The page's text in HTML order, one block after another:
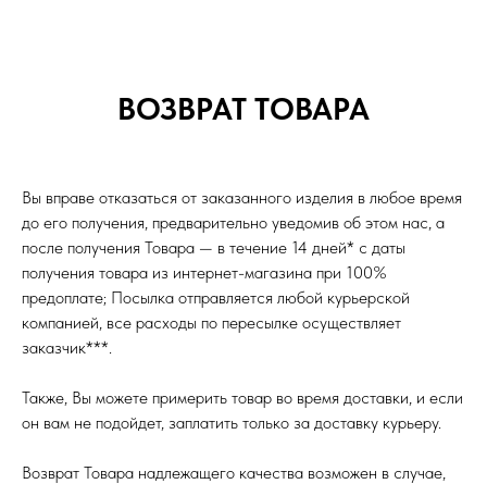
ВОЗВРАТ ТОВАРА
Вы вправе отказаться от заказанного изделия в любое время
до его получения, предварительно уведомив об этом нас, а
после получения Товара — в течение 14 дней* с даты
получения товара из интернет-магазина при 100%
предоплате; Посылка отправляется любой курьерской
компанией, все расходы по пересылке осуществляет
заказчик***.
Также, Вы можете примерить товар во время доставки, и если
он вам не подойдет, заплатить только за доставку курьеру.
Возврат Товара надлежащего качества возможен в случае,